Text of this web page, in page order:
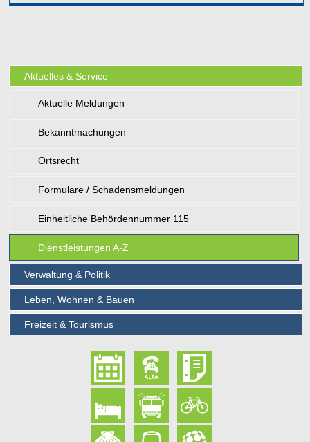
Aktuelles & Service
Aktuelle Meldungen
Bekanntmachungen
Ortsrecht
Formulare / Schadensmeldungen
Einheitliche Behördennummer 115
Dienstleistungen A-Z
Verwaltung & Politik
Leben, Wohnen & Bauen
Freizeit & Tourismus